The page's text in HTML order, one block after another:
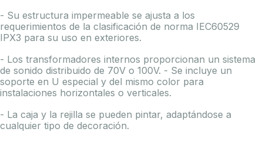
- Su estructura impermeable se ajusta a los
requerimientos de la clasificación de norma IEC60529
IPX3 para su uso en exteriores.
- Los transformadores internos proporcionan un sistema
de sonido distribuido de 70V o 100V. - Se incluye un
soporte en U especial y del mismo color para
instalaciones horizontales o verticales.
- La caja y la rejilla se pueden pintar, adaptándose a
cualquier tipo de decoración.